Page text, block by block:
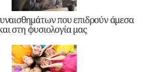
που επιδρούν άμεσα
στη φυσιολογία μας